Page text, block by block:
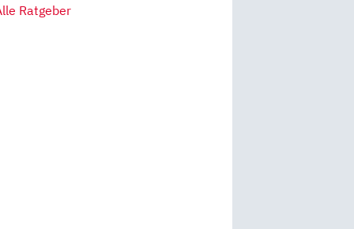
Ratgeber